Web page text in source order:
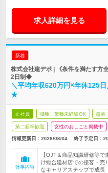
求人詳細を見る
新着
株式会社建デポ | 《条件を満たす
2日制◆
＼平均年収620万円×年休125
★
正社員 職種・業種未経験OK 急募
第二新卒歓迎 女性のおしごと掲載中
情報更新日：2026/08/04 終了予定日：
仕事内容
【OJT＆商品知識研修等
け総合建材店での接客・
なキャリアステップで成長